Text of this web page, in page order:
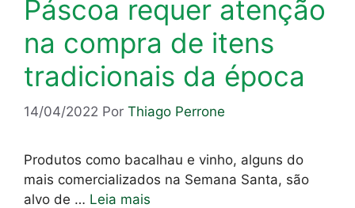
Páscoa requer atenção
na compra de itens
tradicionais da época
14/04/2022 Por Thiago Perrone
Produtos como bacalhau e vinho, alguns do
mais comercializados na Semana Santa, são
alvo de … Leia mais